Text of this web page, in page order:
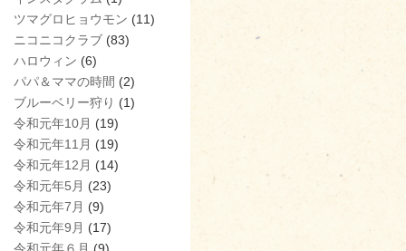
ツマグロヒョウモン (11)
ニコニコクラブ (83)
ハロウィン (6)
パパ＆ママの時間 (2)
ブルーベリー狩り (1)
令和元年10月 (19)
令和元年11月 (19)
令和元年12月 (14)
令和元年5月 (23)
令和元年7月 (9)
令和元年9月 (17)
令和元年６月 (9)